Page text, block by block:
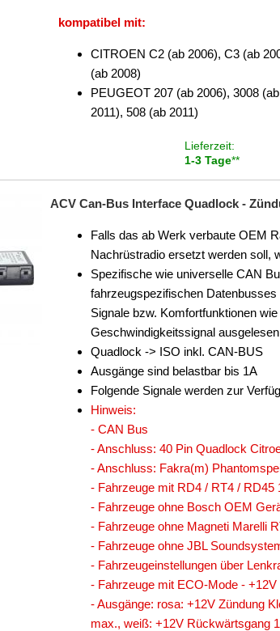
kompatibel mit:
CITROEN C2 (ab 2006), C3 (ab
(ab 2008)
PEUGEOT 207 (ab 2006), 3008
2011), 508 (ab 2011)
Lieferzeit:
1-3 Tage**
ACV Can-Bus Interface Quadlock -
Falls das ab Werk verbaute OEM
Nachrüstradio ersetzt werden soll,
Spezifische wie universelle CAN
fahrzeugspezifischen
Signale bzw. Komfortfunktionen
Geschwindigkeitssignal
Quadlock -> ISO inkl. CAN-BUS
Ausgänge sind belastbar bis 1A
Folgende Signale werden zur
Hinweis:
- CAN Bus
- Anschluss: 40 Pin Quadlock
- Anschluss: Fakra(m)
- Fahrzeuge mit RD4 / RT4 / RD45
- Fahrzeuge ohne Bosch OEM
- Fahrzeuge ohne Magneti Marelli
- Fahrzeuge ohne JBL
- Fahrzeugeinstellungen über
- Fahrzeuge mit ECO-Mode -
- Ausgänge: rosa: +12V Zündung
max., weiß: +12V Rückwärtsgang